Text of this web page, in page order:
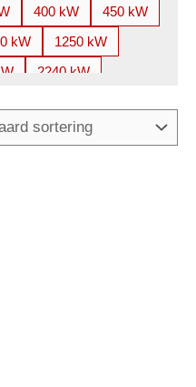
400 kW
450 kW
kW
1250 kW
2240 kW